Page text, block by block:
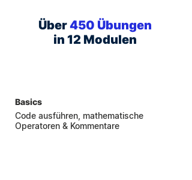
Über450 Übungen
in 12 Modulen
Basics
Code ausführen, mathematische
Operatoren & Kommentare